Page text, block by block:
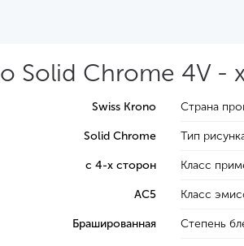
Solid Chrome 4V -
Swiss Krono
Solid Chrome
с 4-х сторон
AC5
Брашированная
Страна
Тип
Класс
Класс
Степень